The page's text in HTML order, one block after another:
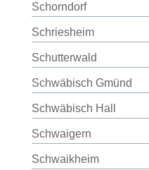
Schorndorf
Schriesheim
Schutterwald
Schwäbisch Gmünd
Schwäbisch Hall
Schwaigern
Schwaikheim